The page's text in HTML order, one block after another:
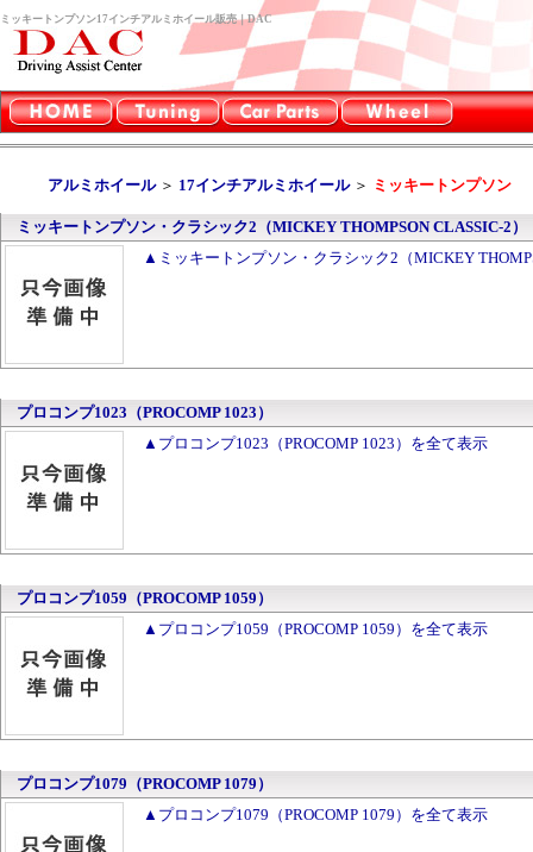
ミッキートンプソン17インチアルミホイール販売｜DAC
アルミホイール＞ 17インチアルミホイール＞ ミッキートンプソン
ミッキートンプソン・クラシック2（MICKEY THOMPSON CLASSIC-2）
▲ミッキートンプソン・クラシック2（MICKEY
プロコンプ1023（PROCOMP 1023）
▲プロコンプ1023（PROCOMP 1023）を全て表示
プロコンプ1059（PROCOMP 1059）
▲プロコンプ1059（PROCOMP 1059）を全て表示
プロコンプ1079（PROCOMP 1079）
▲プロコンプ1079（PROCOMP 1079）を全て表示